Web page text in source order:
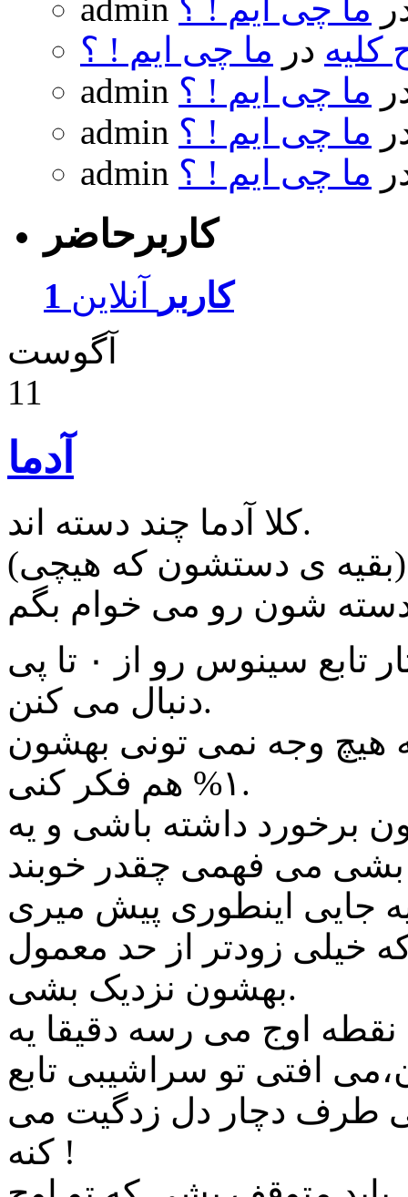
admin ما چی ایم ! ؟
کلیه در ما چی ایم ! ؟
admin ما چی ایم ! ؟
admin ما چی ایم ! ؟
admin ما چی ایم ! ؟
کاربرحاضر
1 کاربر
آنلاین
آگوست
11
آدما
کلا آدما چند دسته اند.
(بقیه ی دستشون که هیچی)
دسته اول افرادی اند که دقیقا رفتار تابع سینوس رو از ۰ تا پی
دنبال می کنن.
هیچ وجه نمی تونی بهشون
۱% هم فکر کنی.
برخورد داشته باشی و یه
زودتر از حد معمول
بهشون نزدیک بشی.
نقطه اوج می رسه دقیقا یه
افتی تو سراشیبی تابع
طرف دچار دل زدگیت می
کنه !